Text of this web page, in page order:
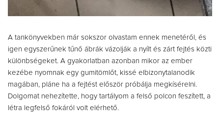
A tankönyvekben már sokszor olvastam ennek menetéről, és
igen egyszerűnek tűnő ábrák vázolják a nyílt és zárt fejtés közti
különbségeket. A gyakorlatban azonban mikor az ember
kezébe nyomnak egy gumitömlőt, kissé elbizonytalanodik
magában, pláne ha a fejtést először próbálja megkísérelni.
Dolgomat nehezítette, hogy tartályom a felső polcon feszített, a
létra legfelső fokáról volt elérhető.